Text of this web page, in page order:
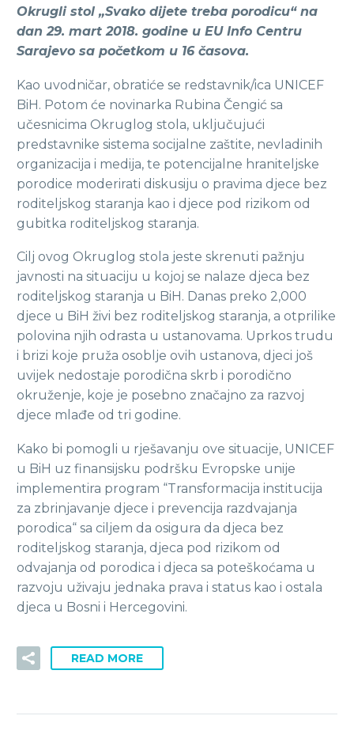
Okrugli stol „Svako dijete treba porodicu“ na
dan 29. mart 2018. godine u EU Info Centru
Sarajevo sa početkom u 16 časova.
Kao uvodničar, obratiće se redstavnik/ica UNICEF
BiH. Potom će novinarka Rubina Čengić sa
učesnicima Okruglog stola, uključujući
predstavnike sistema socijalne zaštite, nevladinih
organizacija i medija, te potencijalne hraniteljske
porodice moderirati diskusiju o pravima djece bez
roditeljskog staranja kao i djece pod rizikom od
gubitka roditeljskog staranja.
Cilj ovog Okruglog stola jeste skrenuti pažnju
javnosti na situaciju u kojoj se nalaze djeca bez
roditeljskog staranja u BiH. Danas preko 2,000
djece u BiH živi bez roditeljskog staranja, a otprilike
polovina njih odrasta u ustanovama. Uprkos trudu
i brizi koje pruža osoblje ovih ustanova, djeci još
uvijek nedostaje porodična skrb i porodično
okruženje, koje je posebno značajno za razvoj
djece mlađe od tri godine.
Kako bi pomogli u rješavanju ove situacije, UNICEF
u BiH uz finansijsku podršku Evropske unije
implementira program “Transformacija institucija
za zbrinjavanje djece i prevencija razdvajanja
porodica“ sa ciljem da osigura da djeca bez
roditeljskog staranja, djeca pod rizikom od
odvajanja od porodica i djeca sa poteškoćama u
razvoju uživaju jednaka prava i status kao i ostala
djeca u Bosni i Hercegovini.
READ MORE